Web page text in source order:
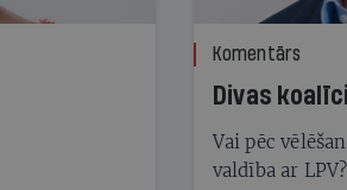
Komentārs
Divas
Vai pēc
valdība ar LPV?